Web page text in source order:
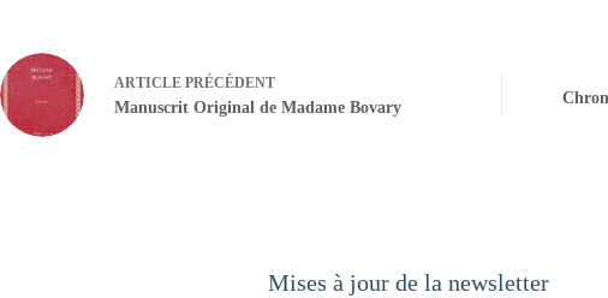
ARTICLE PRÉCÉDENT
Manuscrit Original de Madame Bovary
Mises à jour de la newsletter